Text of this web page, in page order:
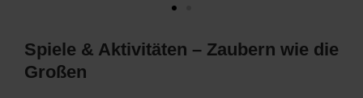
Spiele & Aktivitäten – Zaubern wie die
Großen